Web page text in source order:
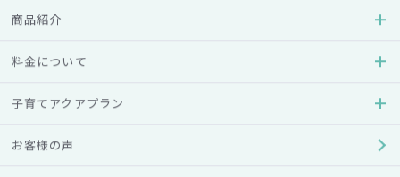
って、お客様のウォーターライフをサポートしています。
業としての自覚を持つよう、アクアクララポーターは教育を
同じく、電話越しという顔が見えない状態でも、お客様の言
ーも同様の教育を受けています。
商品紹介
料金について
子育てアクアプラン
お客様の声